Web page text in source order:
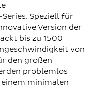
Speziell für
Version der
bis zu 1500
von
den großen
problemlos
minimalen